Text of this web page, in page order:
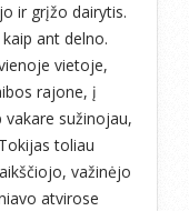
ir grįžo dairytis.
ant delno.
vietoje,
rajone, į
sužinojau,
toliau
važinėjo
atvirose